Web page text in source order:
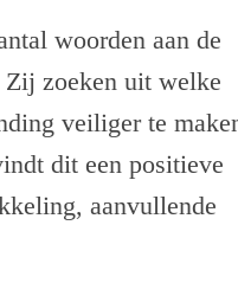
woorden aan de
zoeken uit welke
veiliger te
dit een positieve
aanvullende